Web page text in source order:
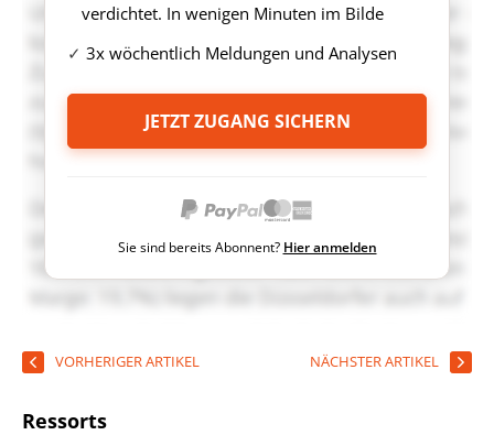
verdichtet. In wenigen Minuten im Bilde
3x wöchentlich Meldungen und Analysen
JETZT ZUGANG SICHERN
Sie sind bereits Abonnent? Hier anmelden
VORHERIGER ARTIKEL NÄCHSTER ARTIKEL
Ressorts